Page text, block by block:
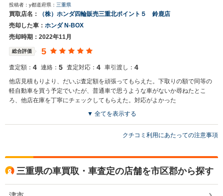
ままま様この度は数ある中から、当店を選んで頂きまして誠にありが
とうございました。その後、お車の調子は如何でしょうか？またお気
軽にご来店いただければと思います。今後とも、よろしくお願い申し
上げます。
投稿者：y都道府県： 三重県
買取店名：
（株）ホンダ四輪販売三重北ポイント５ 鈴鹿店
売却した車： ホンダ N-BOX
売却時期：2022年11月
総合評価 5
査定額： 4 連絡： 5 査定対応： 4 車引渡し： 4
他店見積もりより、だいぶ査定額を頑張ってもらえた。下取りの額で同等の
軽自動車を買う予定でいたが、普通車で思うような車がないか尋ねたとこ
ろ、他店在庫を丁寧にチェックしてもらえた。対応がよかった
買取店からの返信
ご来店いただければと思います。 今後とも、よろしくお願い申し上げ
ます。
▼ 全てを表示する
クチコミ利用にあたっての注意事項
三重県の車買取・車査定の店舗を市区郡から探す